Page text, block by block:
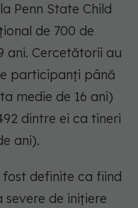
Penn State Child
de 700 de
ani. Cercetătorii au
participanți până
medie de 16 ani)
dintre ei ca tineri
ani).
fost definite ca fiind
de inițiere